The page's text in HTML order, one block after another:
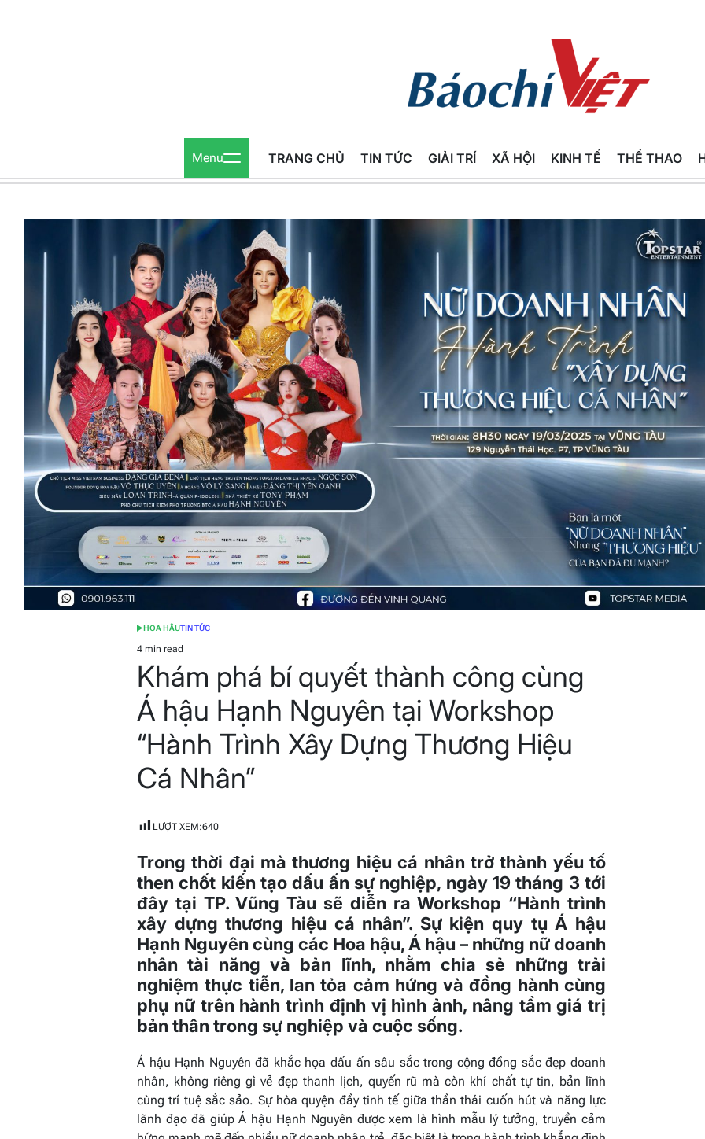
Chí
Việt
Menu TRANG CHỦ TIN TỨC GIẢI TRÍ XÃ HỘI KINH TẾ THỂ THAO
POSTED
IN
HOA HẬUTIN TỨC
Estimated
read
time
4 min read
Khám phá bí quyết thành công cùng
Á hậu Hạnh Nguyên tại Workshop
“Hành Trình Xây Dựng Thương Hiệu
Cá Nhân”
LƯỢT XEM:640
Trong thời đại mà thương hiệu cá nhân trở thành yếu tố
then chốt kiến tạo dấu ấn sự nghiệp, ngày 19 tháng 3 tới
đây tại TP. Vũng Tàu sẽ diễn ra Workshop “Hành trình
xây dựng thương hiệu cá nhân”. Sự kiện quy tụ Á hậu
Hạnh Nguyên cùng các Hoa hậu, Á hậu – những nữ doanh
nhân tài năng và bản lĩnh, nhằm chia sẻ những trải
nghiệm thực tiễn, lan tỏa cảm hứng và đồng hành cùng
phụ nữ trên hành trình định vị hình ảnh, nâng tầm giá trị
bản thân trong sự nghiệp và cuộc sống.
Á hậu Hạnh Nguyên đã khắc họa dấu ấn sâu sắc trong cộng đồng sắc đẹp doanh
nhân, không riêng gì vẻ đẹp thanh lịch, quyến rũ mà còn khí chất tự tin, bản lĩnh
cùng trí tuệ sắc sảo. Sự hòa quyện đầy tinh tế giữa thần thái cuốn hút và năng lực
lãnh đạo đã giúp Á hậu Hạnh Nguyên được xem là hình mẫu lý tưởng, truyền cảm